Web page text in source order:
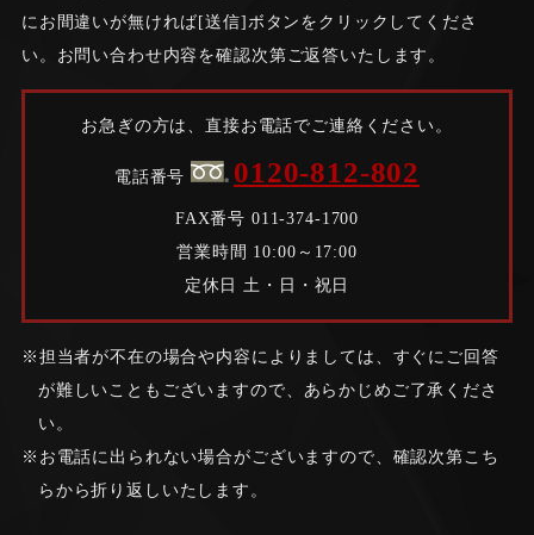
にお間違いが無ければ[送信]ボタンをクリックしてくださ
い。お問い合わせ内容を確認次第ご返答いたします。
お急ぎの方は、直接お電話でご連絡ください。
電話番号 0120-812-802
FAX番号 011-374-1700
営業時間 10:00～17:00
定休日 土・日・祝日
担当者が不在の場合や内容によりましては、すぐにご回答
が難しいこともございますので、あらかじめご了承くださ
い。
お電話に出られない場合がございますので、確認次第こち
らから折り返しいたします。